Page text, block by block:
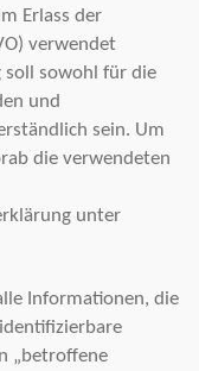
Erlass der
verwendet
soll sowohl für die
und
sein. Um
die verwendeten
unter
Informationen, die
„betroffene